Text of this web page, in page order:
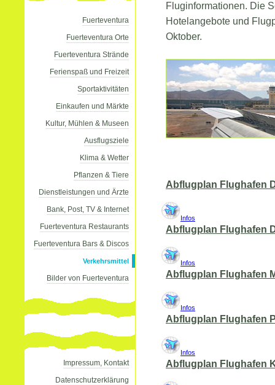
Fuerteventura
Fuerteventura Orte
Fuerteventura Strände
Ferienspaß und Freizeit
Sportaktivitäten
Einkaufen und Märkte
Kultur, Mühlen & Museen
Ausflugsziele
Klima & Wetter
Pflanzen & Tiere
Dienstleistungen und Ärzte
Bank, Post, TV & Internet
Fuerteventura Restaurants
Fuerteventura Bars & Discos
Verkehrsmittel
Bilder von Fuerteventura
Impressum, Kontakt
Datenschutzerklärung
Fluginformationen. Die
Hotelangebote und
Oktober.
Abflugplan Flughafen
Infos
Abflugplan Flughafen
Infos
Abflugplan Flughafen
Infos
Abflugplan Flughafen
Infos
Abflugplan Flughafen